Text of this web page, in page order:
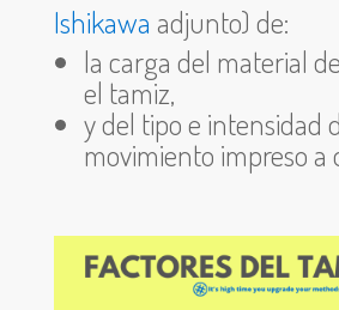
Ishikawa adjunto) de:
la carga del material
el tamiz,
y del tipo e intensidad
movimiento impreso a